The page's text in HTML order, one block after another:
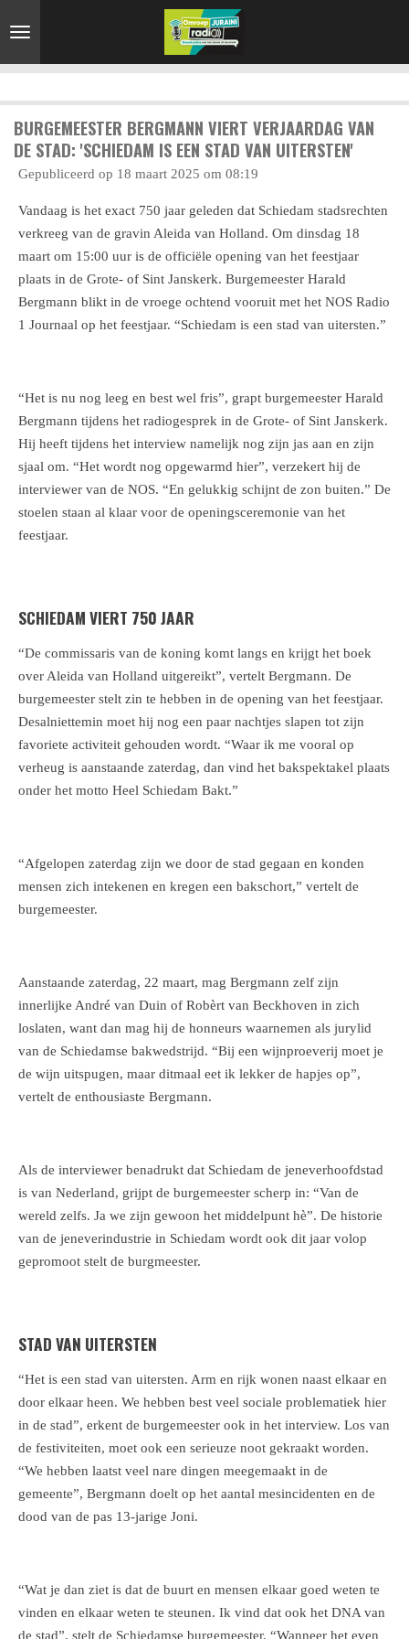
direct
naar
BURGEMEESTER BERGMANN VIERT VERJAARDAG VAN
DE STAD: 'SCHIEDAM IS EEN STAD VAN UITERSTEN'
Gepubliceerd op 18 maart 2025 om 08:19
Vandaag is het exact 750 jaar geleden dat Schiedam stadsrechten
verkreeg van de gravin Aleida van Holland. Om dinsdag 18
maart om 15:00 uur is de officiële opening van het feestjaar
plaats in de Grote- of Sint Janskerk. Burgemeester Harald
Bergmann blikt in de vroege ochtend vooruit met het NOS Radio
1 Journaal op het feestjaar. “Schiedam is een stad van uitersten.”
“Het is nu nog leeg en best wel fris”, grapt burgemeester Harald
Bergmann tijdens het radiogesprek in de Grote- of Sint Janskerk.
Hij heeft tijdens het interview namelijk nog zijn jas aan en zijn
sjaal om. “Het wordt nog opgewarmd hier”, verzekert hij de
interviewer van de NOS. “En gelukkig schijnt de zon buiten.” De
stoelen staan al klaar voor de openingsceremonie van het
feestjaar.
SCHIEDAM VIERT 750 JAAR
“De commissaris van de koning komt langs en krijgt het boek
over Aleida van Holland uitgereikt”, vertelt Bergmann. De
burgemeester stelt zin te hebben in de opening van het feestjaar.
Desalniettemin moet hij nog een paar nachtjes slapen tot zijn
favoriete activiteit gehouden wordt. “Waar ik me vooral op
verheug is aanstaande zaterdag, dan vind het bakspektakel plaats
onder het motto Heel Schiedam Bakt.”
“Afgelopen zaterdag zijn we door de stad gegaan en konden
mensen zich intekenen en kregen een bakschort,” vertelt de
burgemeester.
Aanstaande zaterdag, 22 maart, mag Bergmann zelf zijn
innerlijke André van Duin of Robèrt van Beckhoven in zich
loslaten, want dan mag hij de honneurs waarnemen als jurylid
van de Schiedamse bakwedstrijd. “Bij een wijnproeverij moet je
de wijn uitspugen, maar ditmaal eet ik lekker de hapjes op”,
vertelt de enthousiaste Bergmann.
Als de interviewer benadrukt dat Schiedam de jeneverhoofdstad
is van Nederland, grijpt de burgemeester scherp in: “Van de
wereld zelfs. Ja we zijn gewoon het middelpunt hè”. De historie
van de jeneverindustrie in Schiedam wordt ook dit jaar volop
gepromoot stelt de burgmeester.
STAD VAN UITERSTEN
“Het is een stad van uitersten. Arm en rijk wonen naast elkaar en
door elkaar heen. We hebben best veel sociale problematiek hier
in de stad”, erkent de burgemeester ook in het interview. Los van
de festiviteiten, moet ook een serieuze noot gekraakt worden.
“We hebben laatst veel nare dingen meegemaakt in de
gemeente”, Bergmann doelt op het aantal mesincidenten en de
dood van de pas 13-jarige Joni.
“Wat je dan ziet is dat de buurt en mensen elkaar goed weten te
vinden en elkaar weten te steunen. Ik vind dat ook het DNA van
de stad”, stelt de Schiedamse burgemeester. “Wanneer het even